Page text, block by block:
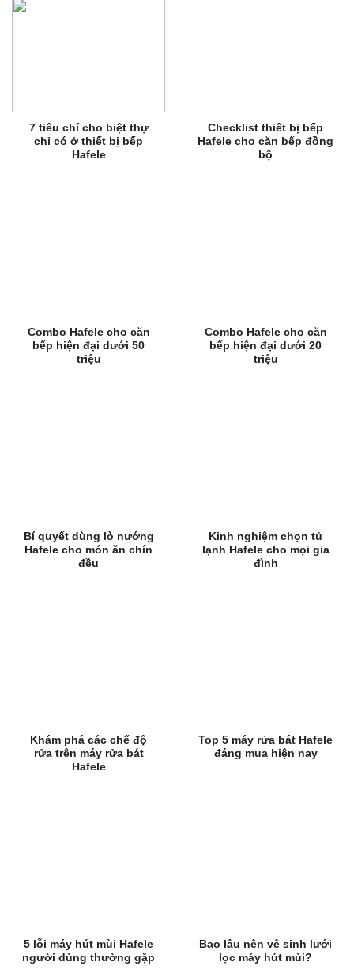
7 tiêu chí cho biệt thự
chỉ có ở thiết bị bếp
Hafele
Checklist thiết bị bếp
Hafele cho căn bếp đồng
bộ
Combo Hafele cho căn
bếp hiện đại dưới 50
triệu
Combo Hafele cho căn
bếp hiện đại dưới 20
triệu
Bí quyết dùng lò nướng
Hafele cho món ăn chín
đều
Kinh nghiệm chọn tủ
lạnh Hafele cho mọi gia
đình
Khám phá các chế độ
rửa trên máy rửa bát
Hafele
Top 5 máy rửa bát Hafele
đáng mua hiện nay
5 lỗi máy hút mùi Hafele
người dùng thường gặp
Bao lâu nên vệ sinh lưới
lọc máy hút mùi?